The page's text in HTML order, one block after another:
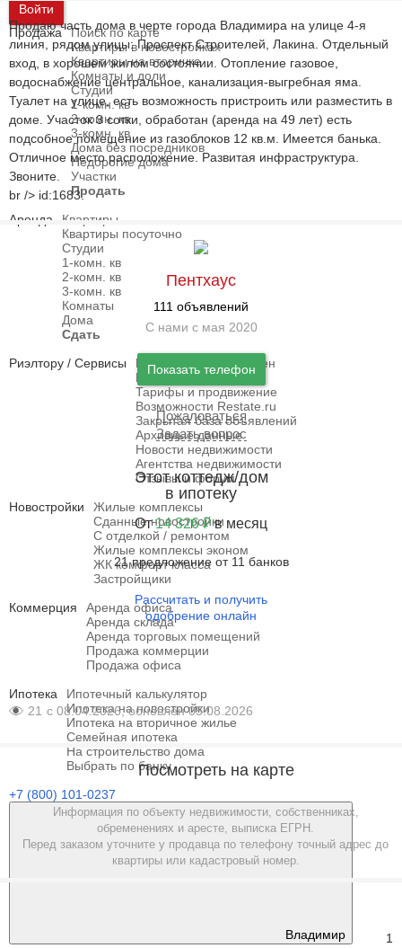
Войти
Продажа
Поиск по карте
Квартиры в новостройках
Квартиры на вторичке
Комнаты и доли
Студии
1-комн. кв
2-комн. кв
3-комн. кв
Дома без посредников
Недорогие дома
Участки
Продать
Аренда
Квартиры
Квартиры посуточно
Студии
1-комн. кв
2-комн. кв
3-комн. кв
Комнаты
Дома
Сдать
Риэлтору / Сервисы
Индексы и графики цен
Как дать объявление
Тарифы и продвижение
Возможности Restate.ru
Закрытая база объявлений
Архивные данные
Новости недвижимости
Агентства недвижимости
Отзывы и форум
Новостройки
Жилые комплексы
Сданные новостройки
С отделкой / ремонтом
Жилые комплексы эконом
ЖК комфорт класса
Застройщики
Коммерция
Аренда офиса
Аренда склада
Аренда торговых помещений
Продажа коммерции
Продажа офиса
Ипотека
Ипотечный калькулятор
Ипотека на новостройки
Ипотека на вторичное жилье
Семейная ипотека
На строительство дома
Выбрать по банку
+7 (800) 101-0237
Владимир
Продаю часть дома в черте города Владимира на улице 4-я
линия, рядом улицы: Проспект Строителей, Лакина. Отдельный
вход, в хорошем жилом состоянии. Отопление газовое,
водоснабжение центральное, канализация-выгребная яма.
Туалет на улице, есть возможность пристроить или разместить в
доме. Участок 3 сотки, обработан (аренда на 49 лет) есть
подсобное помещение из газоблоков 12 кв.м. Имеется банька.
Отличное место расположение. Развитая инфраструктура.
Звоните.
br /> id:1683.
Пентхаус
111 объявлений
С нами с мая 2020
Показать телефон
Пожаловаться
Задать вопрос
Этот коттедж/дом
в ипотеку
От14 326 ₽в месяц
21 предложение от 11 банков
Рассчитать и получить
одобрение онлайн
21 с 08.04.2026, обновлён 05.08.2026
Посмотреть на карте
Информация по объекту недвижимости, собственниках,
обременениях и аресте, выписка ЕГРН.
Перед заказом уточните у продавца по телефону точный адрес до
квартиры или кадастровый номер.
1